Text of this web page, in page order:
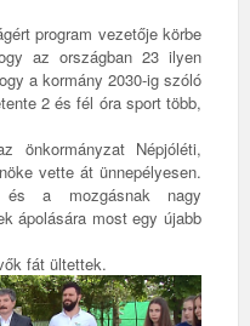
program vezetője körbe
az országban 23 ilyen
a kormány 2030-ig szóló
2 és fél óra sport több,
önkormányzat Népjóléti,
vette át ünnepélyesen.
a mozgásnak nagy
ápolására most egy újabb
fát ültettek.